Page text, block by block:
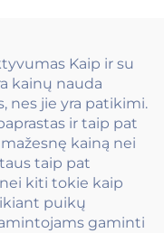
Kaip ir su
kainų nauda
nes jie yra patikimi.
ir taip pat
kainą nei
taip pat
kiti tokie kaip
puikų
gaminti